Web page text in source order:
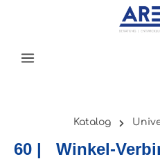
Zum Hauptinhalt springen
Katalog
60 | Winkel-